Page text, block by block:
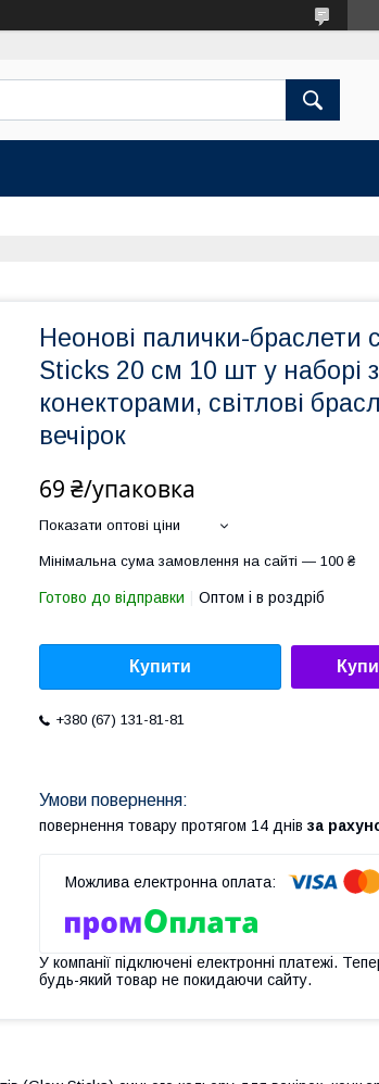
Неонові палички-браслети
Sticks 20 см 10 шт у наборі з
конекторами, світлові
вечірок
69 ₴/упаковка
Показати оптові ціни
Мінімальна сума замовлення на сайті — 100 ₴
Готово до відправки Оптом і в роздріб
Купити
+380 (67) 131-81-81
повернення товару протягом 14 днів за
У компанії підключені електронні платежі.
будь-який товар не покидаючи сайту.